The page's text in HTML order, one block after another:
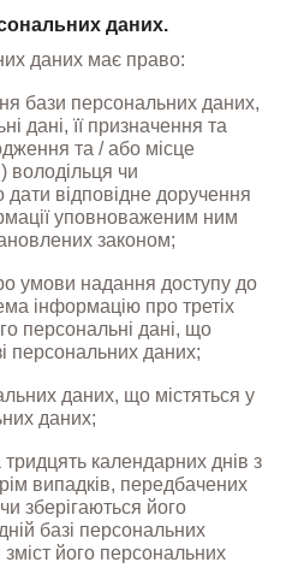
даних.
даних має право:
бази персональних даних,
дані, її призначення та
та / або місце
чи
дати відповідне доручення
уповноваженим ним
законом;
умови надання доступу до
інформацію про третіх
персональні дані, що
персональних даних;
даних, що містяться у
даних;
календарних днів з
випадків, передбачених
зберігаються його
базі персональних
його персональних